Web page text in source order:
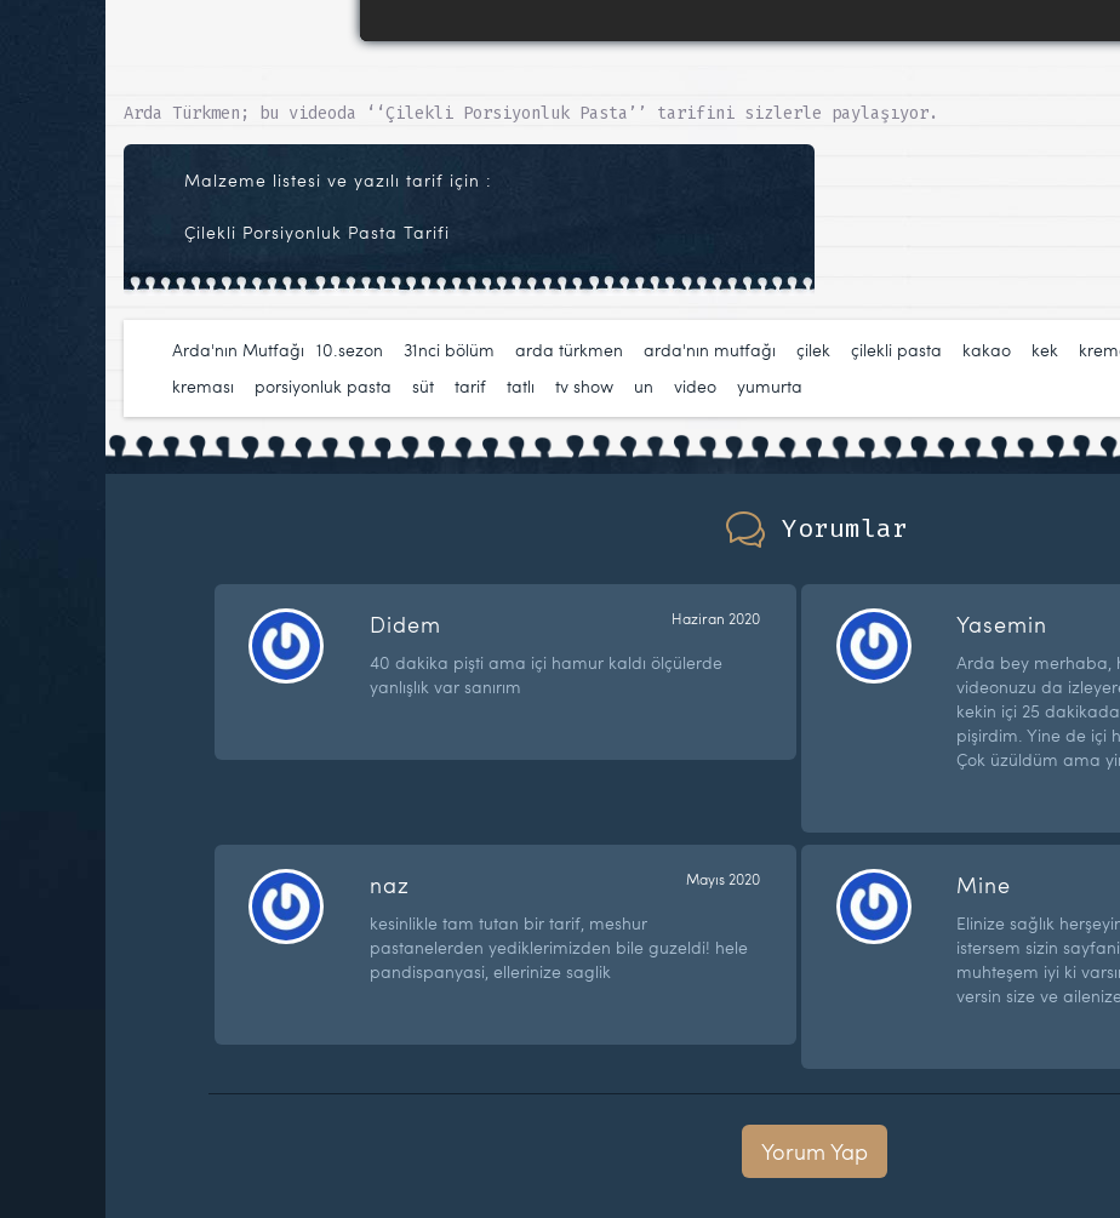
Arda Türkmen; bu videoda ‘‘Çilekli Porsiyonluk Pasta’’ tarifini sizlerle paylaşıyor.
Malzeme listesi ve yazılı tarif için :
Çilekli Porsiyonluk Pasta Tarifi
Arda'nın Mutfağı 10.sezon 31nci bölüm arda türkmen arda'nın mutfağı çilek çilekli pasta kakao kek
kreması
porsiyonluk pasta süt tarif tatlı tv show un video yumurta
Yorumlar
Didem Haziran 2020
40 dakika pişti ama içi hamur kaldı ölçülerde
yanlışlık var sanırım
Yasemin
Arda bey merhaba,
videonuzu da
kekin içi 25
pişirdim. Yine de içi
Çok üzüldüm ama
naz Mayıs 2020
kesinlikle tam tutan bir tarif, meshur
pastanelerden yediklerimizden bile guzeldi! hele
pandispanyasi, ellerinize saglik
Mine
Elinize sağlık
istersem sizin
muhteşem iyi ki
versin size ve
Yorum Yap